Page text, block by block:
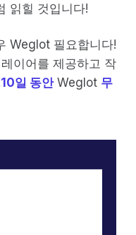
읽힐 것입니다!
Weglot 필요합니다!
이어를 제공하고 작
10일 동안Weglot 무